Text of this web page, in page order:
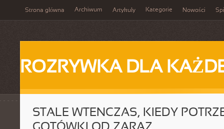
Strona główna Archiwum Artykuły Kategorie Nowości
ROZRYWKA DLA
STALE WTENCZAS, KIEDY